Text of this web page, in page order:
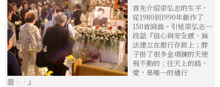
首先介紹梁弘志的生平，
從1980到1990年創作了
150首詞曲。引述梁弘志一
段話『信心與安全感，無
法建立在銀行存款上；脖
子掛了很多金項鍊的天使
飛不動的；往天上的路，
愛，是唯一的通行
證‧‧』